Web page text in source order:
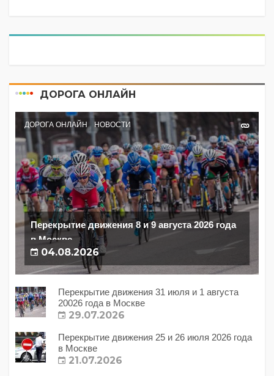
ДОРОГА ОНЛАЙН
ДОРОГА ОНЛАЙН НОВОСТИ
Перекрытие движения 8 и 9 августа 2026 года
в Москве
04.08.2026
Перекрытие движения 31 июля и 1 августа
20026 года в Москве
29.07.2026
Перекрытие движения 25 и 26 июля 2026 года
в Москве
21.07.2026